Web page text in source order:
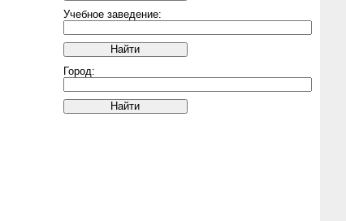
Учебное заведение:
Город: